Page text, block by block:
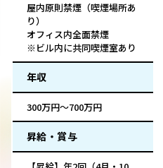
屋内原則禁煙（喫煙場所あ
り）
オフィス内全面禁煙
※ビル内に共同喫煙室あり
年収
300万円～700万円
昇給・賞与